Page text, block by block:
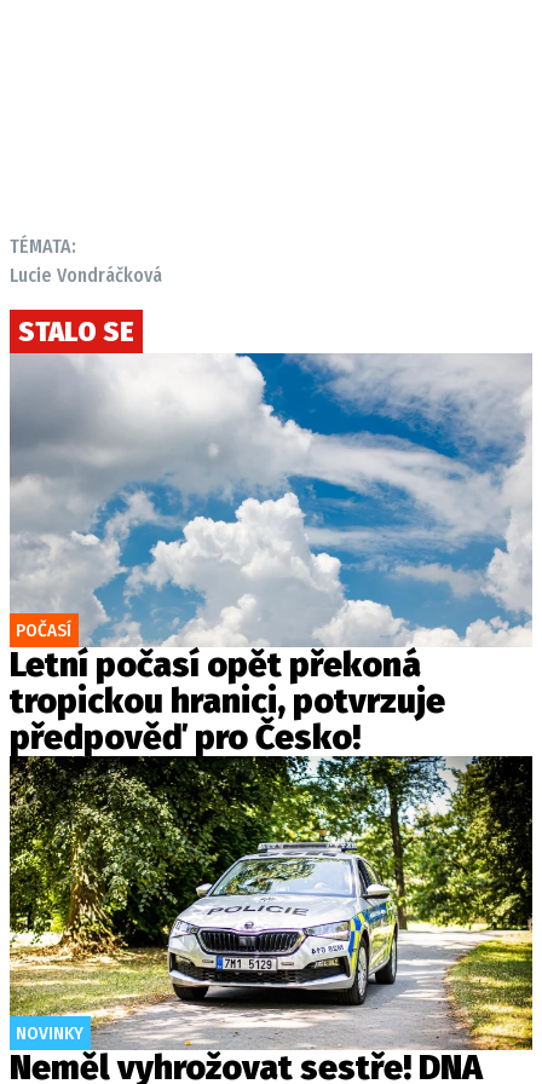
TÉMATA:
Lucie Vondráčková
STALO SE
POČASÍ
Letní počasí opět překoná
tropickou hranici, potvrzuje
předpověď pro Česko!
NOVINKY
Neměl vyhrožovat sestře! DNA